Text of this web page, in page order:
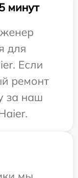
минут
для
Если
ремонт
за наш